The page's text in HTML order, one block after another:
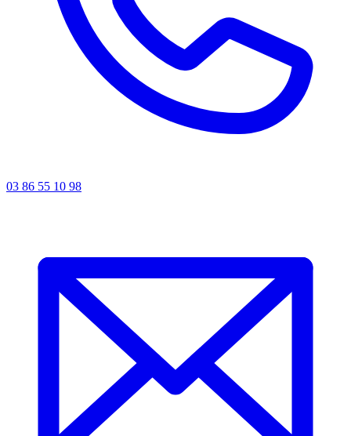
03 86 55 10 98